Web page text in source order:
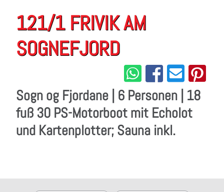
121/1 FRIVIK AM
SOGNEFJORD
Sogn og Fjordane | 6 Personen | 18
fuß 30 PS-Motorboot mit Echolot
und Kartenplotter; Sauna inkl.